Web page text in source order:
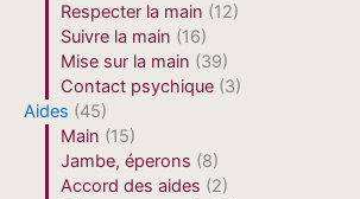
Respecter la main (12)
Suivre la main (16)
Mise sur la main (39)
Contact psychique (3)
Aides (45)
Main (15)
Jambe, éperons (8)
Accord des aides (2)